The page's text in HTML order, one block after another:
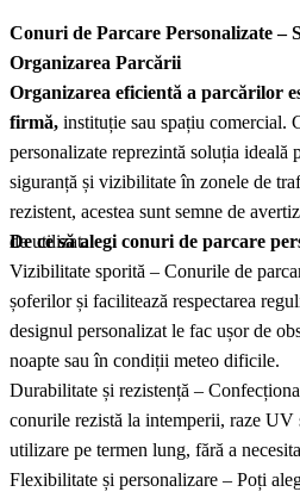
Conuri de Parcare Personalizate –
Organizarea Parcării
Organizarea eficientă a parcărilor
firmă, instituție sau spațiu comercial.
personalizate reprezintă soluția ideală
siguranță și vizibilitate în zonele de
rezistent, acestea sunt semne de
de utilizat.
De ce să alegi conuri de parcare
Vizibilitate sporită – Conurile de
șoferilor și facilitează respectarea
designul personalizat le fac ușor de
noapte sau în condiții meteo dificile.
Durabilitate și rezistență –
conurile rezistă la intemperii, raze UV
utilizare pe termen lung, fără a
Flexibilitate și personalizare – Poți